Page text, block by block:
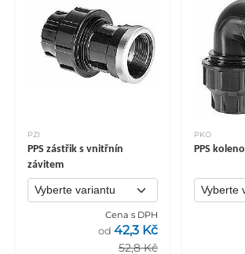
PZI
PPS zástřik s vnitřnín
závitem
Cena s DPH
52,8 Kč
od 42,3 Kč
PKO
PPS koleno